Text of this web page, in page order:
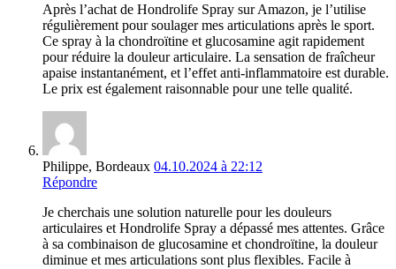
Après l’achat de Hondrolife Spray sur Amazon, je l’utilise
régulièrement pour soulager mes articulations après le sport.
Ce spray à la chondroïtine et glucosamine agit rapidement
pour réduire la douleur articulaire. La sensation de fraîcheur
apaise instantanément, et l’effet anti-inflammatoire est durable.
Le prix est également raisonnable pour une telle qualité.
Philippe, Bordeaux 04.10.2024 à 22:12
Répondre
Je cherchais une solution naturelle pour les douleurs
articulaires et Hondrolife Spray a dépassé mes attentes. Grâce
à sa combinaison de glucosamine et chondroïtine, la douleur
diminue et mes articulations sont plus flexibles. Facile à